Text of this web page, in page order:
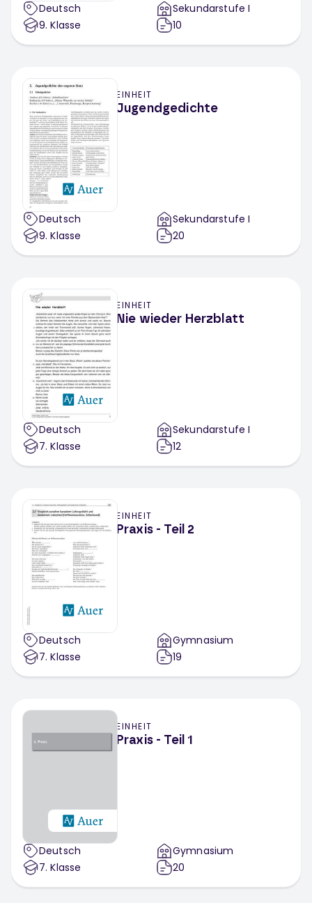
Deutsch
9. Klasse
Sekundarstufe I
10
EINHEIT
Jugendgedichte
Deutsch
9. Klasse
Sekundarstufe I
20
EINHEIT
Nie wieder Herzblatt
Deutsch
7. Klasse
Sekundarstufe I
12
EINHEIT
Praxis - Teil 2
Deutsch
7. Klasse
Gymnasium
19
EINHEIT
Praxis - Teil 1
Deutsch
7. Klasse
Gymnasium
20